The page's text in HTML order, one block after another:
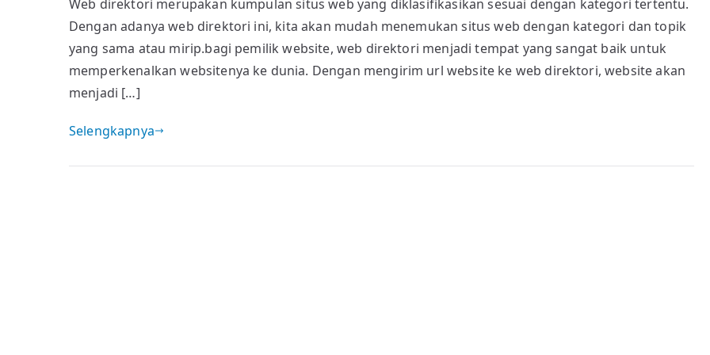
direktori
untuk
backlink
berkualitas
Web direktori merupakan kumpulan situs web yang diklasifikasikan sesuai dengan kategori tertentu.
Dengan adanya web direktori ini, kita akan mudah menemukan situs web dengan kategori dan topik
yang sama atau mirip.bagi pemilik website, web direktori menjadi tempat yang sangat baik untuk
memperkenalkan websitenya ke dunia. Dengan mengirim url website ke web direktori, website akan
menjadi […]
Selengkapnya